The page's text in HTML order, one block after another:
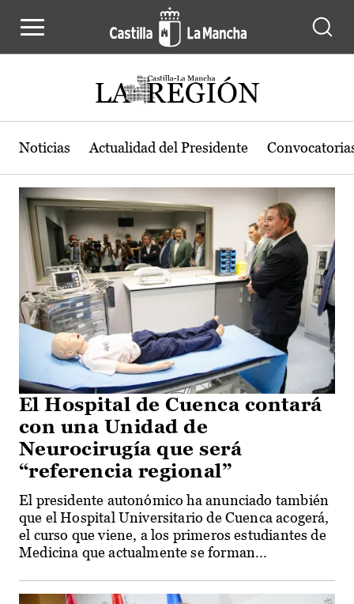
Actualidad de la región de Castilla-
Noticias Actualidad del Presidente
El Hospital de Cuenca contará
con una Unidad de
Neurocirugía que será
“referencia regional”
El presidente autonómico ha anunciado también
que el Hospital Universitario de Cuenca acogerá,
el curso que viene, a los primeros estudiantes de
Medicina que actualmente se forman...